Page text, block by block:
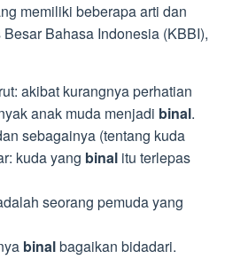
memiliki beberapa arti dan
Bahasa Indonesia (KBBI),
akibat kurangnya perhatian
anak muda menjadi binal.
sebagainya (tentang kuda
kuda yang binal itu terlepas
seorang pemuda yang
binalbagaikan bidadari.